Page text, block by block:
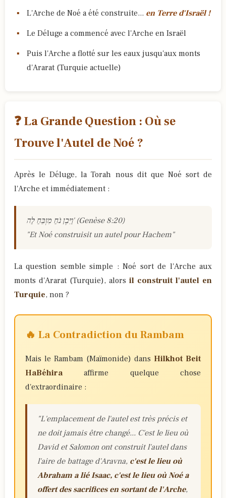
L'Arche de Noé a été construite... en Terre d'Israël !
Le Déluge a commencé avec l'Arche en Israël
Puis l'Arche a flotté sur les eaux jusqu'aux monts
d'Ararat (Turquie actuelle)
❓ La Grande Question : Où se
Trouve l'Autel de Noé ?
Après le Déluge, la Torah nous dit que Noé sort de
l'Arche et immédiatement :
וַיִּבֶן נֹחַ מִזְבֵּחַ לַה' (Genèse 8:20)
"Et Noé construisit un autel pour Hachem"
La question semble simple : Noé sort de l'Arche aux
monts d'Ararat (Turquie), alors il construit l'autel en
Turquie, non ?
🔥 La Contradiction du Rambam
Mais le Rambam (Maïmonide) dans Hilkhot Beit
HaBéhiraaffirme quelque chose
d'extraordinaire :
"L'emplacement de l'autel est très précis et
ne doit jamais être changé... C'est le lieu où
David et Salomon ont construit l'autel dans
l'aire de battage d'Aravna, c'est le lieu où
Abraham a lié Isaac, c'est le lieu où Noé a
offert des sacrifices en sortant de l'Arche,